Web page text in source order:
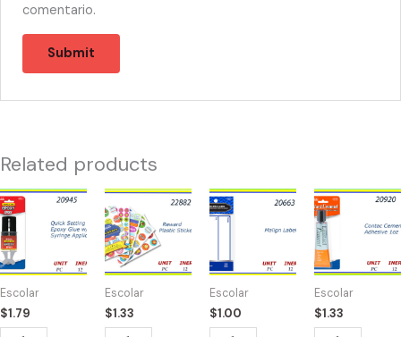
comentario.
Related products
Escolar
$1.79
20945
-2011
EPOXY
GLUE
quantity
Escolar
$1.33
22882
-
LIBRO
REWARD
120
STICKERS
quantity
Escolar
$1.00
20663
-
LABEL
quantity
Escolar
$1.33
20920
-
CONTACT
CEMENT
quantity